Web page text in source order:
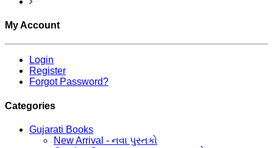
My Account
Login
Register
Forgot Password?
Categories
Gujarati Books
New Arrival - નવા પુસ્તકો